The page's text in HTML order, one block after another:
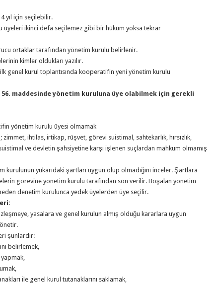
yıl için seçilebilir.
üyeleri ikinci defa seçilemez gibi bir hüküm yoksa tekrar
ortaklar tarafından yönetim kurulu belirlenir.
kimler oldukları yazılır.
genel kurul toplantısında kooperatifin yeni yönetim kurulu
maddesinde yönetim kuruluna üye olabilmek için gerekli
yönetim kurulu üyesi olmamak
ihtilas, irtikap, rüşvet, görevi suistimal, sahtekarlık, hırsızlık,
ve devletin şahsiyetine karşı işlenen suçlardan mahkum olmamış
yukarıdaki şartları uygun olup olmadığını inceler. Şartlara
görevine yönetim kurulu tarafından son verilir. Boşalan yönetim
denetim kurulunca yedek üyelerden üye seçilir.
yasalara ve genel kurulun almış olduğu kararlara uygun
şunlardır:
belirlemek,
yapmak,
ile genel kurul tutanaklarını saklamak,